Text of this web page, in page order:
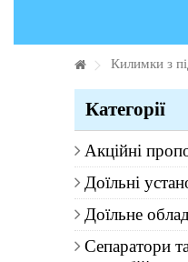
Килимки з
Категорії
Акційні
Доїльні
Доїльне
Сепаратори